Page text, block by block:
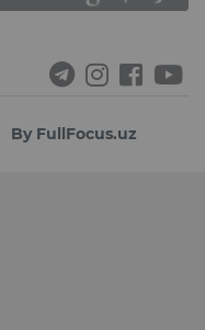
By FullFocus.uz